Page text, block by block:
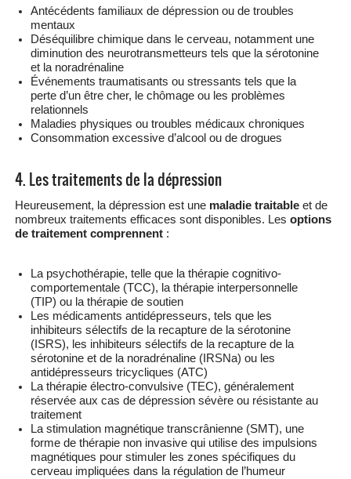
Antécédents familiaux de dépression ou de troubles
mentaux
Déséquilibre chimique dans le cerveau, notamment une
diminution des neurotransmetteurs tels que la sérotonine
et la noradrénaline
Événements traumatisants ou stressants tels que la
perte d’un être cher, le chômage ou les problèmes
relationnels
Maladies physiques ou troubles médicaux chroniques
Consommation excessive d’alcool ou de drogues
4. Les traitements de la dépression
Heureusement, la dépression est une maladie traitableet de
nombreux traitements efficaces sont disponibles. Les options
de traitement comprennent:
La psychothérapie, telle que la thérapie cognitivo-
comportementale (TCC), la thérapie interpersonnelle
(TIP) ou la thérapie de soutien
Les médicaments antidépresseurs, tels que les
inhibiteurs sélectifs de la recapture de la sérotonine
(ISRS), les inhibiteurs sélectifs de la recapture de la
sérotonine et de la noradrénaline (IRSNa) ou les
antidépresseurs tricycliques (ATC)
La thérapie électro-convulsive (TEC), généralement
réservée aux cas de dépression sévère ou résistante au
traitement
La stimulation magnétique transcrânienne (SMT), une
forme de thérapie non invasive qui utilise des impulsions
magnétiques pour stimuler les zones spécifiques du
cerveau impliquées dans la régulation de l’humeur